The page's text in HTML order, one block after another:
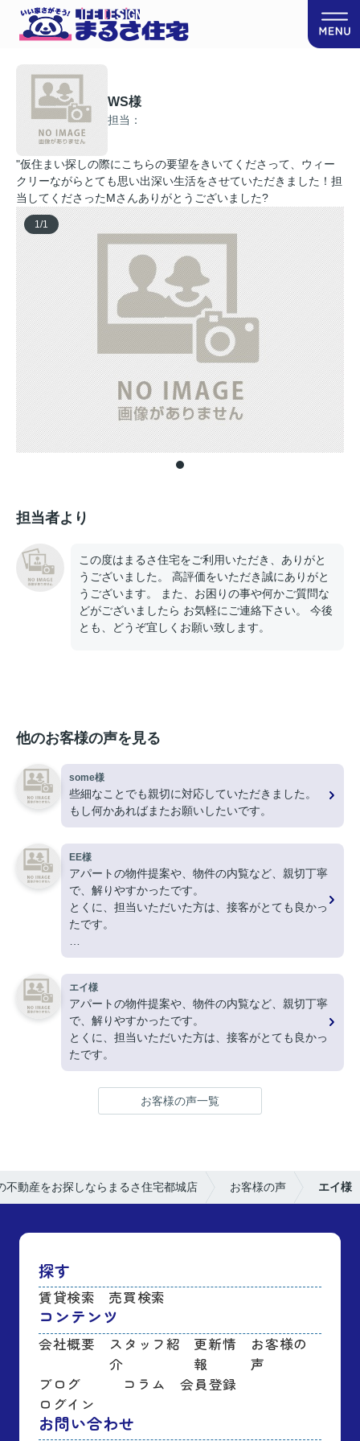
WS様
担当：
"仮住まい探しの際にこちらの要望をきいてくださって、ウィー
クリーながらとても思い出深い生活をさせていただきました！担
当してくださったMさんありがとうございました?
1/1
担当者より
この度はまるさ住宅をご利用いただき、ありがと
うございました。 高評価をいただき誠にありがと
うございます。 また、お困りの事や何かご質問な
どがございましたら お気軽にご連絡下さい。 今後
とも、どうぞ宜しくお願い致します。
他のお客様の声を見る
some様
些細なことでも親切に対応していただきました。
もし何かあればまたお願いしたいです。
EE様
アパートの物件提案や、物件の内覧など、親切丁寧
で、解りやすかったです。
とくに、担当いただいた方は、接客がとても良かっ
たです。
ありがとうございました。
エイ様
アパートの物件提案や、物件の内覧など、親切丁寧
で、解りやすかったです。
とくに、担当いただいた方は、接客がとても良かっ
たです。
お客様の声一覧
不動産をお探しならまるさ住宅都城店 お客様の声 エイ様
探す
賃貸検索 売買検索
コンテンツ
会社概要
スタッフ紹
介
更新情
報
お客様の
声
ブログ
コラム
会員登録
ログイン
お問い合わせ